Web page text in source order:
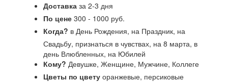
Доставка за 2-3 дня
По цене 300 - 1000 руб.
Когда? в День Рождения, на Праздник, на
Свадьбу, признаться в чувствах, на 8 марта, в
день Влюбленных, на Юбилей
Кому? Девушке, Женщине, Мужчине, Коллеге
Цветы по цвету оранжевые, персиковые